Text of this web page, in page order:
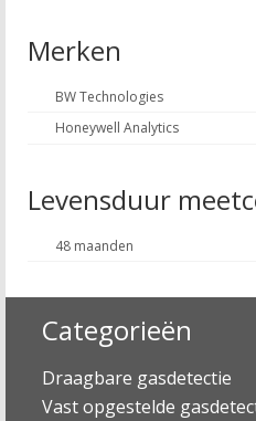
Merken
BW Technologies
Honeywell Analytics
Levensduur
48 maanden
Categorieën
Draagbare gasdetectie
Vast opgestelde